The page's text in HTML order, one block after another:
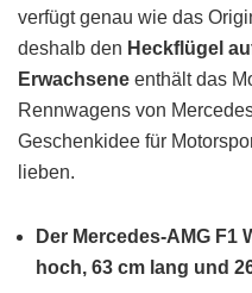
verfügt genau wie das
deshalb den Heckflügel
Erwachsene enthält das
Rennwagens von
Geschenkidee für
lieben.
Der Mercedes-AMG F1
hoch, 63 cm lang und